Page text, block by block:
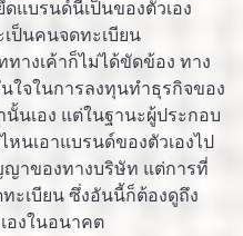
แบรนด์นี้เป็นของตัวเอง
ป็นคนจดทะเบียน
างเค้าก็ไม่ได้ขัดข้อง ทาง
ใจในการลงทุนทำธุรกิจของ
นเอง แต่ในฐานะผู้ประกอบ
นเอาแบรนด์ของตัวเองไป
าของทางบริษัท แต่การที่
ะเบียน ซึ่งอันนี้ก็ต้องดูถึง
องในอนาคต